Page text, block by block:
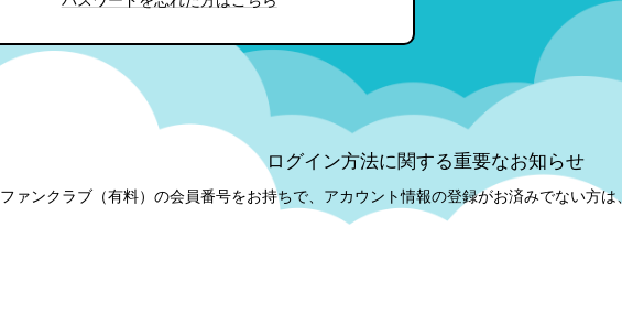
ログイン方法に関する重要なお知らせ
ファンクラブ（有料）の会員番号をお持ちで、アカウント情報の登録がお済みでない方は